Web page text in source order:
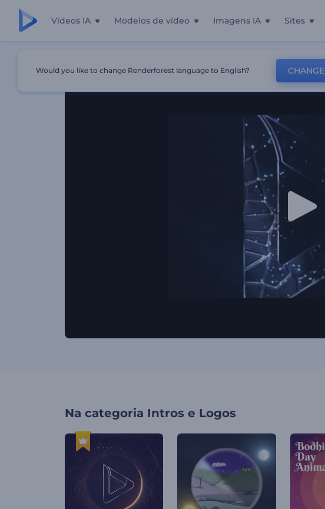
Vídeos IA Modelos de vídeo Imagens IA Sites
Introdução De Partículas De Chamas Brilhantes
Na categoria Intros e Logos
Would you like to change Renderforest language to English? CHANGE